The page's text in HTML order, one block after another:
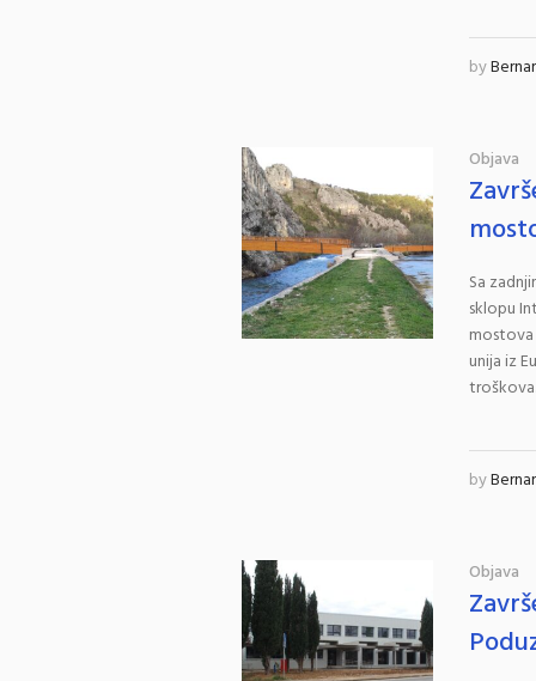
by
Objava
Sa
sklopu
mostova
unija iz
by
Objava